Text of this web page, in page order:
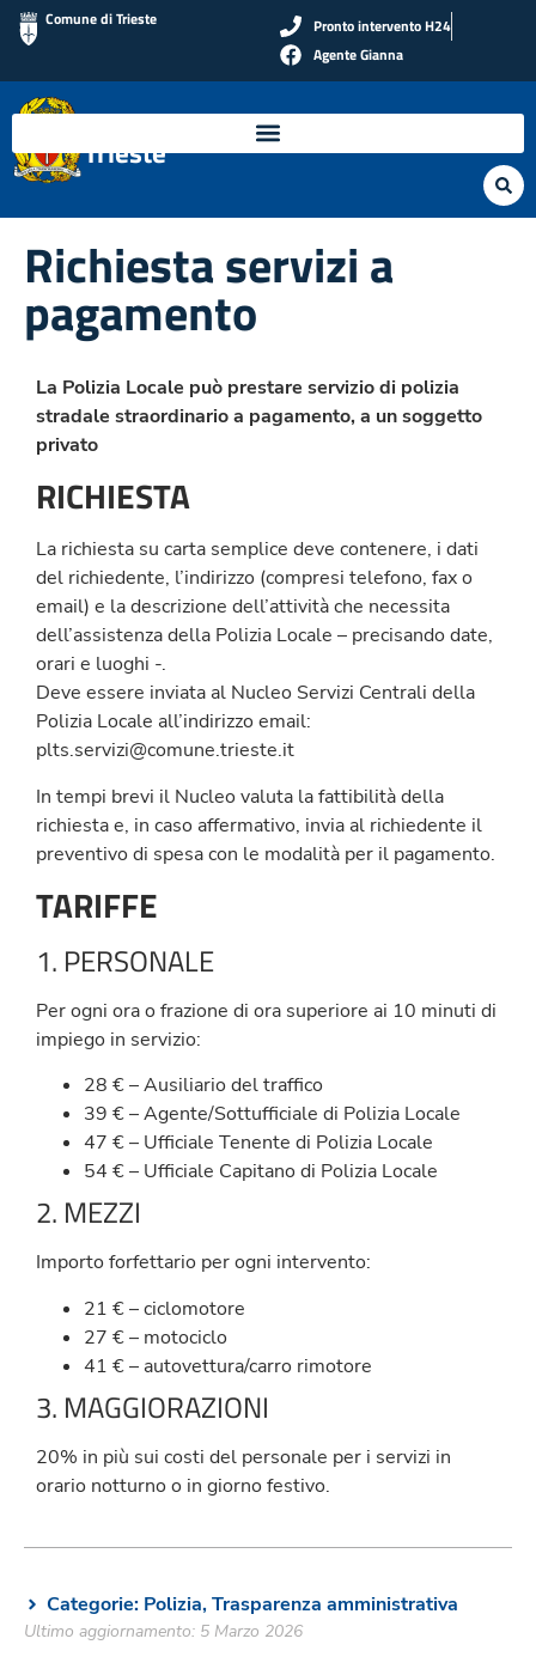
Comune di Trieste
Pronto intervento H24
Agente Gianna
Polizia Locale di
Trieste
Richiesta servizi a
pagamento
La Polizia Locale può prestare servizio di polizia
stradale straordinario a pagamento, a un soggetto
privato
RICHIESTA
La richiesta su carta semplice deve contenere, i dati
del richiedente, l’indirizzo (compresi telefono, fax o
email) e la descrizione dell’attività che necessita
dell’assistenza della Polizia Locale – precisando date,
orari e luoghi -.
Deve essere inviata al Nucleo Servizi Centrali della
Polizia Locale all’indirizzo email:
plts.servizi@comune.trieste.it
In tempi brevi il Nucleo valuta la fattibilità della
richiesta e, in caso affermativo, invia al richiedente il
preventivo di spesa con le modalità per il pagamento.
TARIFFE
1. PERSONALE
Per ogni ora o frazione di ora superiore ai 10 minuti di
impiego in servizio:
28 € – Ausiliario del traffico
39 € – Agente/Sottufficiale di Polizia Locale
47 € – Ufficiale Tenente di Polizia Locale
54 € – Ufficiale Capitano di Polizia Locale
2. MEZZI
Importo forfettario per ogni intervento:
21 € – ciclomotore
27 € – motociclo
41 € – autovettura/carro rimotore
3. MAGGIORAZIONI
20% in più sui costi del personale per i servizi in
orario notturno o in giorno festivo.
Categorie: Polizia,Trasparenza amministrativa
Ultimo aggiornamento: 5 Marzo 2026